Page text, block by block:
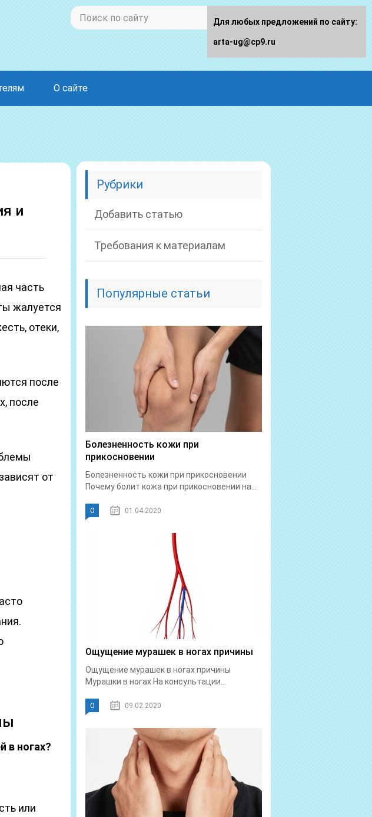
О сайте
и
часть
жалуется
отеки,
после
после
от
в ногах?
или
Рубрики
Добавить статью
Требования к материалам
Популярные статьи
Болезненность кожи при
прикосновении
Болезненность кожи при прикосновении
Почему болит кожа при прикосновении на...
0 01.04.2020
Ощущение мурашек в ногах причины
Ощущение мурашек в ногах причины
Мурашки в ногах На консультации...
0 09.02.2020
Для любых предложений по сайту:
arta-ug@cp9.ru